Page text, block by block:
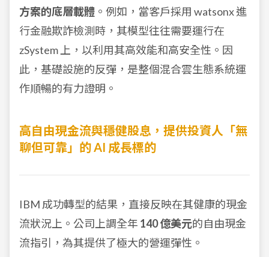
方案的底層載體 。例如，當客戶採用 watsonx 進
行金融欺詐檢測時，其模型往往需要運行在
zSystem 上，以利用其高效能和高安全性。因
此，基礎設施的反彈，是整個混合雲生態系統運
作順暢的有力證明。
高自由現金流與穩健股息，提供投資人「無
聊但可靠」的 AI 成長標的
IBM 成功轉型的結果，直接反映在其健康的現金
流狀況上。公司上調全年 140 億美元的自由現金
流指引，為其提供了極大的營運彈性。